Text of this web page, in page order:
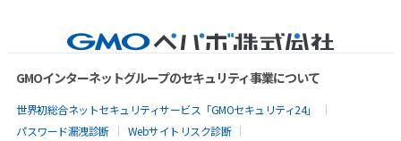
GMOインターネットグループのセキュリティ事業について
世界初総合ネットセキュリティサービス「GMOセキュリティ24」
パスワード漏洩診断
Webサイトリスク診断